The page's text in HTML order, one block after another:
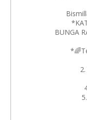
BUNGA